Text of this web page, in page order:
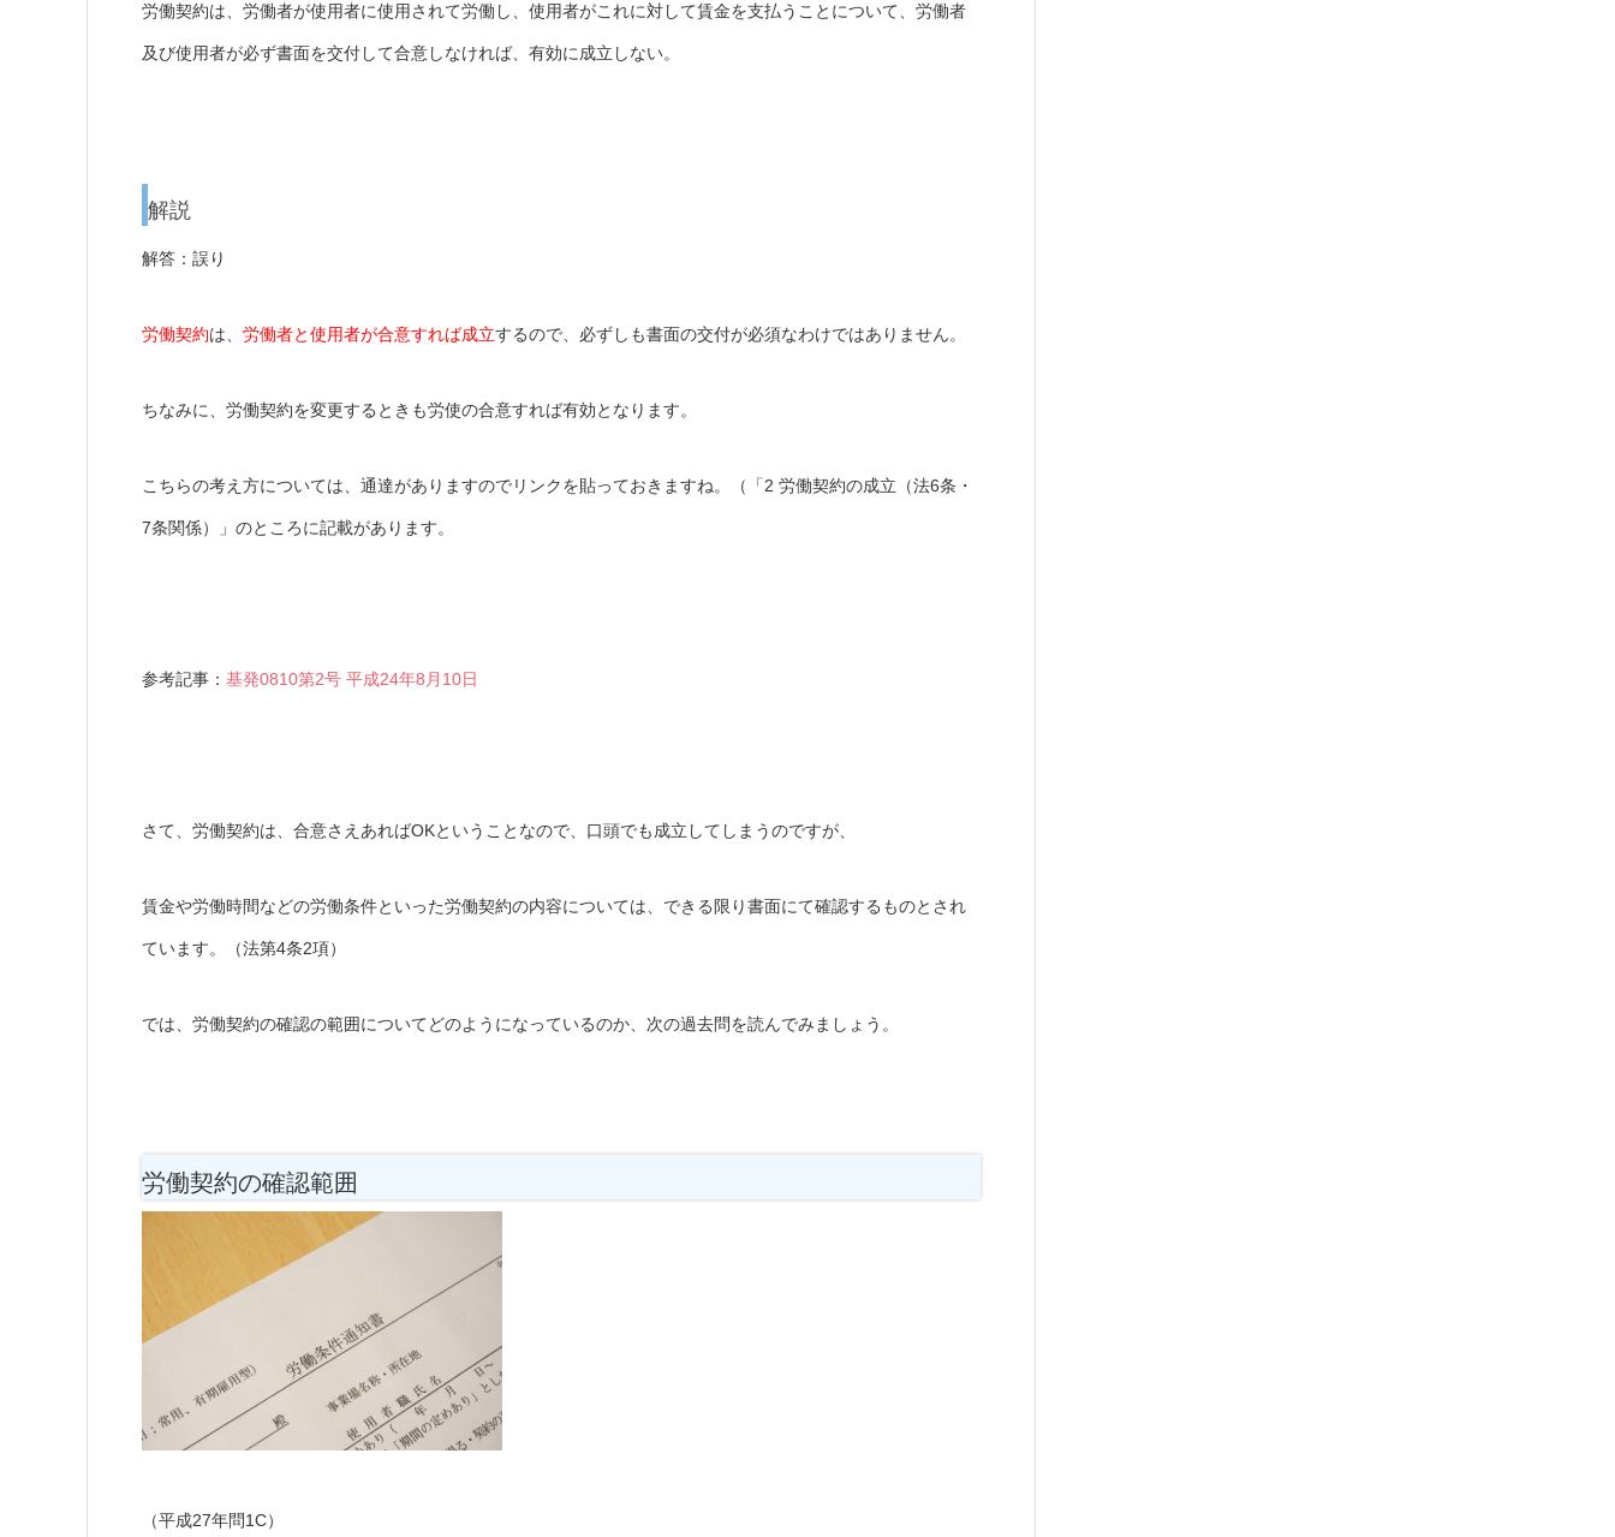
労働契約は、労働者が使用者に使用されて労働し、使用者がこれに対して賃金を支払うことについて、労働者
及び使用者が必ず書面を交付して合意しなければ、有効に成立しない。
解説
解答：誤り
労働契約は、 労働者と使用者が合意すれば成立するので、必ずしも書面の交付が必須なわけではありません。
ちなみに、労働契約を変更するときも労使の合意すれば有効となります。
こちらの考え方については、通達がありますのでリンクを貼っておきますね。（「2 労働契約の成立（法6条・
7条関係）」のところに記載があります。
参考記事： 基発0810第2号 平成24年8月10日
さて、労働契約は、合意さえあればOKということなので、口頭でも成立してしまうのですが、
賃金や労働時間などの労働条件といった労働契約の内容については、できる限り書面にて確認するものとされ
ています。（法第4条2項）
では、労働契約の確認の範囲についてどのようになっているのか、次の過去問を読んでみましょう。
労働契約の確認範囲
（平成27年問1C）